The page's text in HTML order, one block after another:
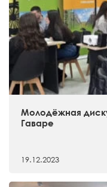
Молодёжная
Гаваре
19.12.2023